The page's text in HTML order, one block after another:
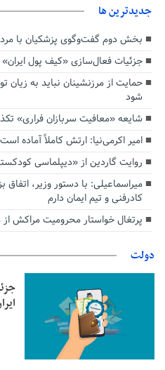
جديدترين ها
بخش دوم گفت‌وگوی پزشکیان با
جزئیات فعال‌سازی «کیف پول
حمایت از مرزنشینان نباید به زیان
شود
شایعه «معافیت سربازان فراری»
امیر اکرمی‌نیا: ارتش کاملاً آماده است
روایت گاردین از «دیپلماسی
میراسماعیلی: با دستور وزیر،
کادرفنی و تیم ایمان دارم
پرتغال خواستار محرومیت مراکش از
دولت